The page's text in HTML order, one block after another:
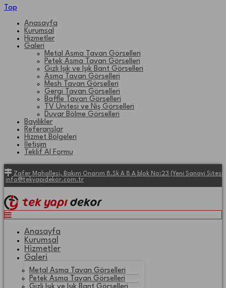
Top
Anasayfa
Kurumsal
Hizmetler
Galeri
Metal Asma Tavan Görselleri
Petek Asma Tavan Görselleri
Gizli Işık ve Işık Bant Görselleri
Asma Tavan Görselleri
Mesh Tavan Görselleri
Gergi Tavan Görselleri
Baffle Tavan Görselleri
TV Ünitesi ve Niş Görselleri
Duvar Bölme Görselleri
Bayilikler
Referanslar
Hizmet Bölgeleri
İletişim
Teklif Al Formu
Zafer Mahallesi, Bakım Onarım 8.Sk A 8 A blok No:23 (Yeni Sanayi Sitesi)
info@tekyapidekor.com.tr
Anasayfa
Kurumsal
Hizmetler
Galeri
Metal Asma Tavan Görselleri
Petek Asma Tavan Görselleri